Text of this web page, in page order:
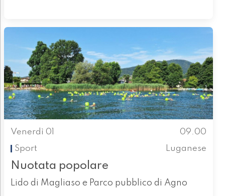
Venerdì 01
09.00
Sport
Luganese
Nuotata popolare
Lido di Magliaso e Parco pubblico di Agno